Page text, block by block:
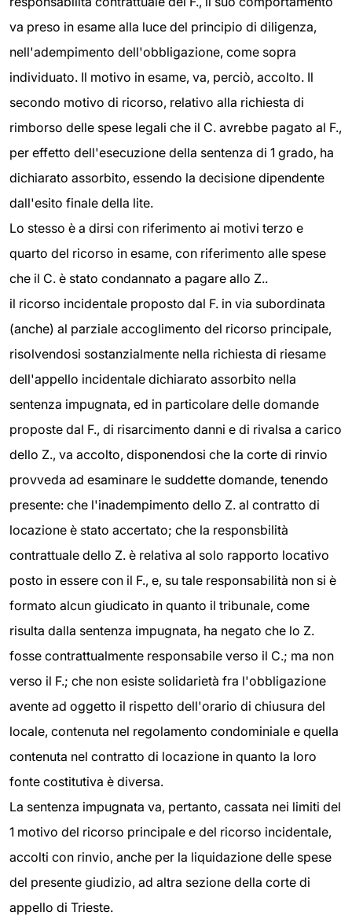
va preso in esame alla luce del principio di diligenza,
nell'adempimento dell'obbligazione, come sopra
individuato. Il motivo in esame, va, perciò, accolto. Il
secondo motivo di ricorso, relativo alla richiesta di
rimborso delle spese legali che il C. avrebbe pagato al F.,
per effetto dell'esecuzione della sentenza di 1 grado, ha
dichiarato assorbito, essendo la decisione dipendente
dall'esito finale della lite.
Lo stesso è a dirsi con riferimento ai motivi terzo e
quarto del ricorso in esame, con riferimento alle spese
che il C. è stato condannato a pagare allo Z..
il ricorso incidentale proposto dal F. in via subordinata
(anche) al parziale accoglimento del ricorso principale,
risolvendosi sostanzialmente nella richiesta di riesame
dell'appello incidentale dichiarato assorbito nella
sentenza impugnata, ed in particolare delle domande
proposte dal F., di risarcimento danni e di rivalsa a carico
dello Z., va accolto, disponendosi che la corte di rinvio
provveda ad esaminare le suddette domande, tenendo
presente: che l'inadempimento dello Z. al contratto di
locazione è stato accertato; che la responsbilità
contrattuale dello Z. è relativa al solo rapporto locativo
posto in essere con il F., e, su tale responsabilità non si è
formato alcun giudicato in quanto il tribunale, come
risulta dalla sentenza impugnata, ha negato che lo Z.
fosse contrattualmente responsabile verso il C.; ma non
verso il F.; che non esiste solidarietà fra l'obbligazione
avente ad oggetto il rispetto dell'orario di chiusura del
locale, contenuta nel regolamento condominiale e quella
contenuta nel contratto di locazione in quanto la loro
fonte costitutiva è diversa.
La sentenza impugnata va, pertanto, cassata nei limiti del
1 motivo del ricorso principale e del ricorso incidentale,
accolti con rinvio, anche per la liquidazione delle spese
del presente giudizio, ad altra sezione della corte di
appello di Trieste.